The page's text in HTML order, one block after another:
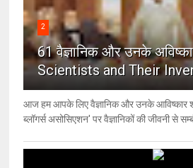
2
61 वैज्ञानिक और उनके
Scientists and Their
आज हम आपके लिए वैज्ञानिक और उनके
ब्लॉगर्स असोसिएशन' पर वैज्ञा‍निकों की जीवनी से